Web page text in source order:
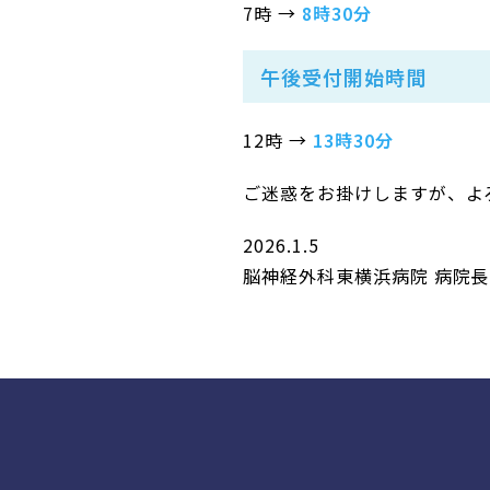
7時 → 8時30分
午後受付開始時間
12時 → 13時30分
ご迷惑をお掛けしますが、 よ
2026.1.5
脳神経外科東横浜病院 病院長